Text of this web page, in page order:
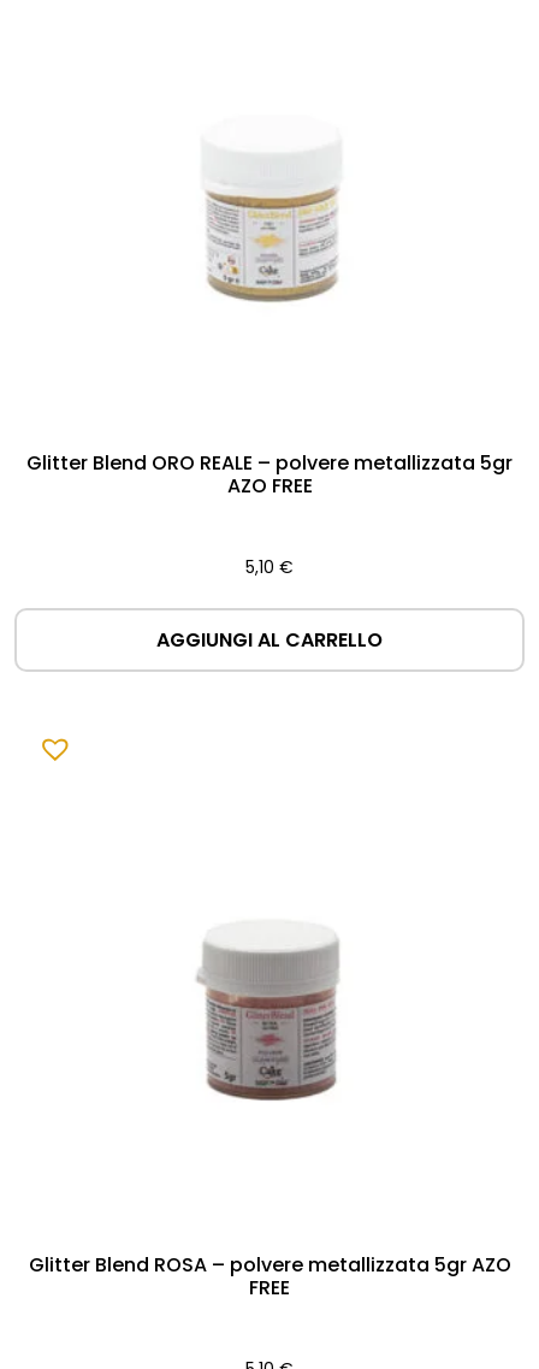
Glitter Blend ORO REALE – polvere metallizzata 5gr
AZO FREE
5,10 €
AGGIUNGI AL CARRELLO
Glitter Blend ROSA – polvere metallizzata 5gr AZO
FREE